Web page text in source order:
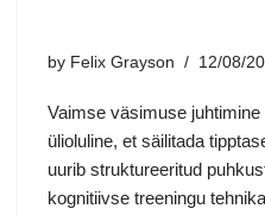
by Felix Grayson 12/08/
Vaimse väsimuse
ülioluline, et säilitada
uurib struktureeritud
kognitiivse treeningu